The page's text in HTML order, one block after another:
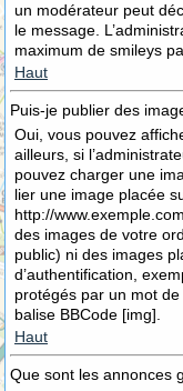
un modérateur peut
le message.
maximum de smileys
Haut
Puis-je publier des
Oui, vous pouvez
ailleurs, si
pouvez charger une
lier une image placée
http://
des images de votre
public) ni des images
d’authentification,
protégés par un mot
balise BBCode [img].
Haut
Que sont les annonces